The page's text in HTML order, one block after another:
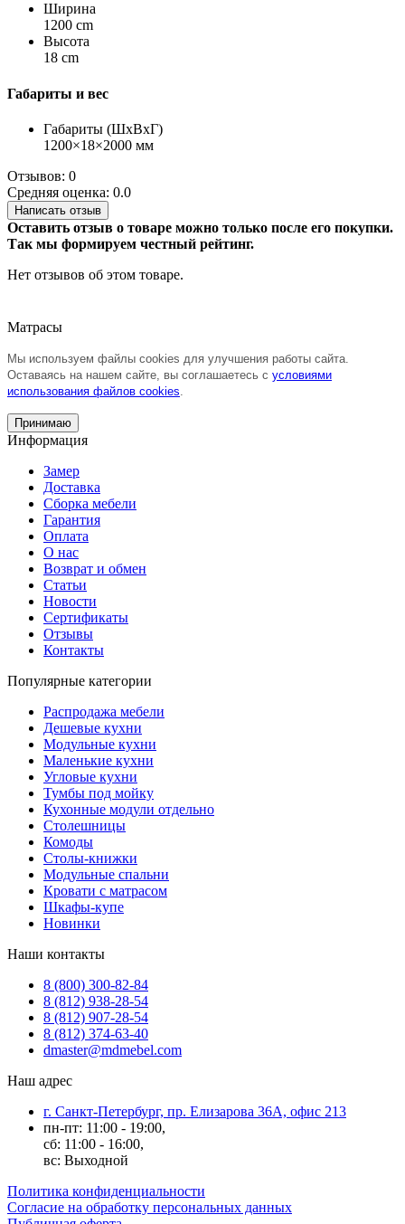
Ширина
1200 cm
Высота
18 cm
Габариты и вес
Габариты (ШхВхГ)
1200×18×2000 мм
Отзывов: 0
Средняя оценка: 0.0
Написать отзыв
Оставить отзыв о товаре можно только после его покупки.
Так мы формируем честный рейтинг.
Нет отзывов об этом товаре.
Матрасы
Мы используем файлы cookies для улучшения работы сайта.
Оставаясь на нашем сайте, вы соглашаетесь с условиями
использования файлов cookies.
Принимаю
Информация
Замер
Доставка
Сборка мебели
Гарантия
Оплата
О нас
Возврат и обмен
Статьи
Новости
Сертификаты
Отзывы
Контакты
Популярные категории
Распродажа мебели
Дешевые кухни
Модульные кухни
Маленькие кухни
Угловые кухни
Тумбы под мойку
Кухонные модули отдельно
Столешницы
Комоды
Столы-книжки
Модульные спальни
Кровати с матрасом
Шкафы-купе
Новинки
Наши контакты
8 (800) 300-82-84
8 (812) 938-28-54
8 (812) 907-28-54
8 (812) 374-63-40
dmaster@mdmebel.com
Наш адрес
г. Санкт-Петербург, пр. Елизарова 36А, офис 213
пн-пт: 11:00 - 19:00,
сб: 11:00 - 16:00,
вс: Выходной
Политика конфиденциальности
Согласие на обработку персональных данных